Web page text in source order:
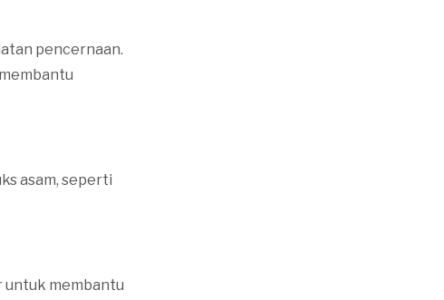
pencernaan.
asam, seperti
untuk membantu